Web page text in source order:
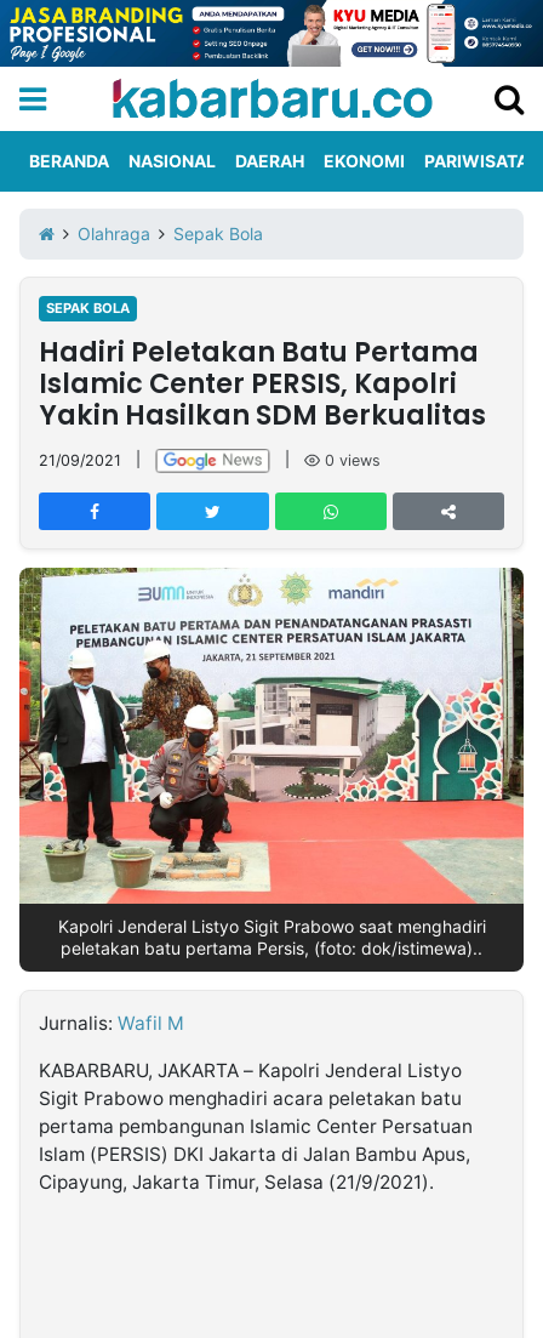
Iklan
Berita
Kami
Nasional
International
Olahraga
Entertainment
Daerah
Pariwisata
Kuliner
Kolom
Network
PT
TREETAN
INDONESIA
Partner
Insight
NTB
Suara
Time
Lens
IDN
Daily
Jogja
Jalan
Rakyat
Idealita
News
Kita
Notice
Dinamikapost.com
Radar
Baru
Seedbacklink
Follow
Kabarbaru
Kabarbaru.co
2026
BERANDA NASIONAL DAERAH EKONOMI PARIWISATA
Olahraga Sepak Bola
SEPAK BOLA
Hadiri Peletakan Batu Pertama
Islamic Center PERSIS, Kapolri
Yakin Hasilkan SDM Berkualitas
21/09/2021 0 views
Kapolri Jenderal Listyo Sigit Prabowo saat menghadiri
peletakan batu pertama Persis, (foto: dok/istimewa)..
Jurnalis: Wafil M
KABARBARU, JAKARTA – Kapolri Jenderal Listyo
Sigit Prabowo menghadiri acara peletakan batu
pertama pembangunan Islamic Center Persatuan
Islam (PERSIS) DKI Jakarta di Jalan Bambu Apus,
Cipayung, Jakarta Timur, Selasa (21/9/2021).